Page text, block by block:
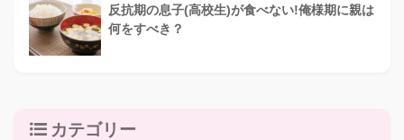
反抗期の息子(高校生)が食べない!俺様期に親は
何をすべき？
カテゴリー